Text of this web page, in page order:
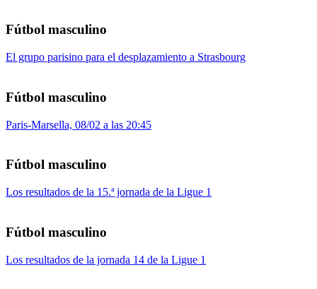
Fútbol masculino
El grupo parisino para el desplazamiento a Strasbourg
Fútbol masculino
Paris-Marsella, 08/02 a las 20:45
Fútbol masculino
Los resultados de la 15.ª jornada de la Ligue 1
Fútbol masculino
Los resultados de la jornada 14 de la Ligue 1